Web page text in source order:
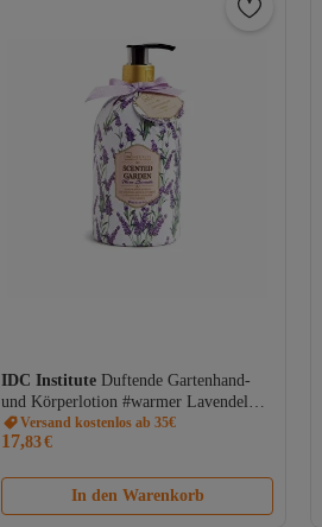
IDC Institute Duftende Gartenhand-
und Körperlotion #warmer Lavendel
Idc Institute 500 ml
Versand kostenlos ab 35€
17,83€
In den Warenkorb